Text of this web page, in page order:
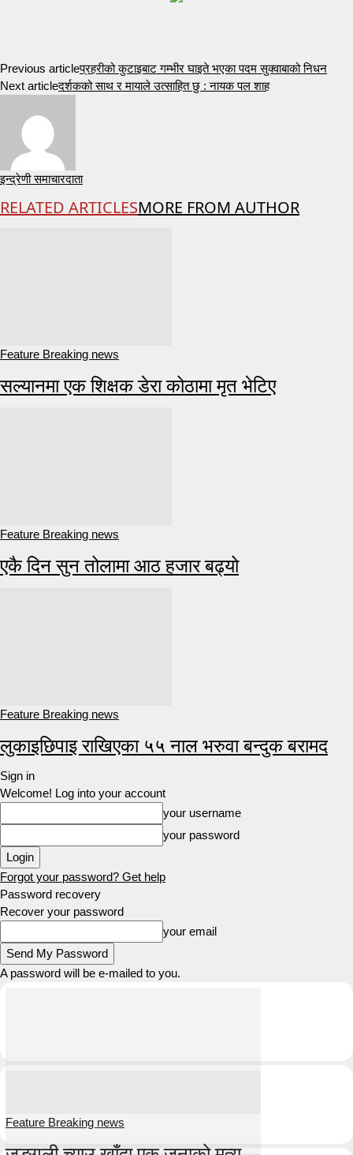
Previous articleप्रहरीको कुटाइबाट गम्भीर घाइते भएका पदम सुक्वाबाको निधन
Next articleदर्शकको साथ र मायाले उत्साहित छु : नायक पल शाह
इन्द्रेणी समाचारदाता
RELATED ARTICLESMORE FROM AUTHOR
Feature Breaking news
सल्यानमा एक शिक्षक डेरा कोठामा मृत भेटिए
Feature Breaking news
एकै दिन सुन तोलामा आठ हजार बढ्यो
Feature Breaking news
लुकाइछिपाइ राखिएका ५५ नाल भरुवा बन्दुक बरामद
Sign in
Welcome! Log into your account
your username
your password
Forgot your password? Get help
Password recovery
Recover your password
your email
A password will be e-mailed to you.
Feature Breaking news